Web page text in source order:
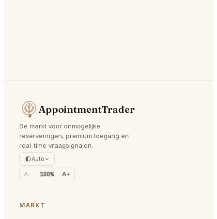
AppointmentTrader
De markt voor onmogelijke
reserveringen, premium toegang en
real-time vraagsignalen.
Auto
A- 100% A+
MARKT